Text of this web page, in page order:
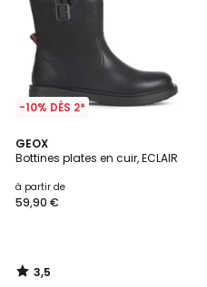
-10% DÈS 2*
GEOX
Bottines plates en cuir, ECLAIR
à partir de
59,90 €
3,5
/ 5
3,5
/